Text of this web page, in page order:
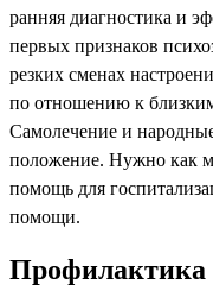
ранняя диагностика и
первых признаков
резких сменах
по отношению к
Самолечение и
положение. Нужно как
помощь для
помощи.
Профилактика